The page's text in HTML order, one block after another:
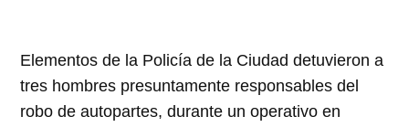
Elementos de la Policía de la Ciudad detuvieron a
tres hombres presuntamente responsables del
robo de autopartes, durante un operativo en